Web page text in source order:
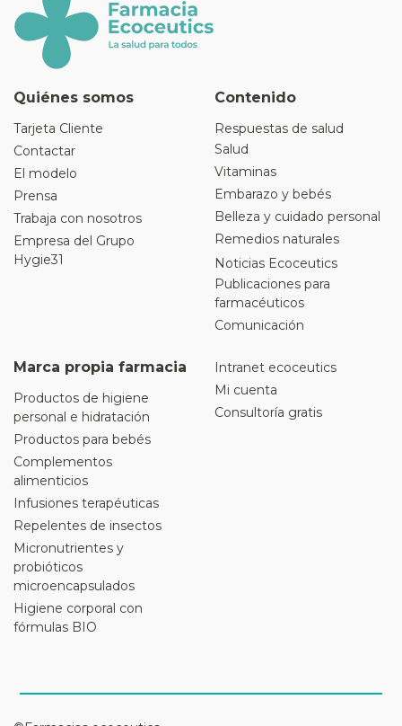
Quiénes somos
Tarjeta Cliente
Contactar
El modelo
Prensa
Trabaja con nosotros
Empresa del Grupo
Hygie31
Contenido
Respuestas de salud
Salud
Vitaminas
Embarazo y bebés
Belleza y cuidado personal
Remedios naturales
Noticias Ecoceutics
Publicaciones para
farmacéuticos
Comunicación
Marca propia farmacia
Productos de higiene
personal e hidratación
Productos para bebés
Complementos
alimenticios
Infusiones terapéuticas
Repelentes de insectos
Micronutrientes y
probióticos
microencapsulados
Higiene corporal con
fórmulas BIO
Intranet ecoceutics
Mi cuenta
Consultoría gratis